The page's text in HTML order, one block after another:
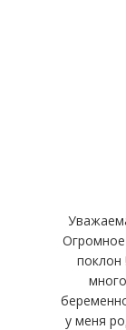
поклон
у меня